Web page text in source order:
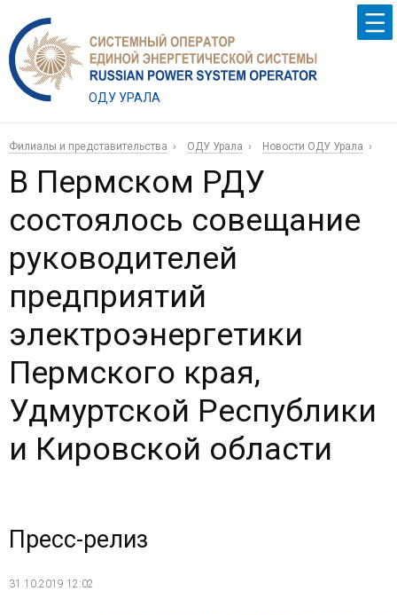
ОДУ УРАЛА
Филиалы и представительства ОДУ Урала Новости ОДУ Урала
В Пермском РДУ
состоялось совещание
руководителей
предприятий
электроэнергетики
Пермского края,
Удмуртской Республики
и Кировской области
Пресс-релиз
31.10.2019 12:02